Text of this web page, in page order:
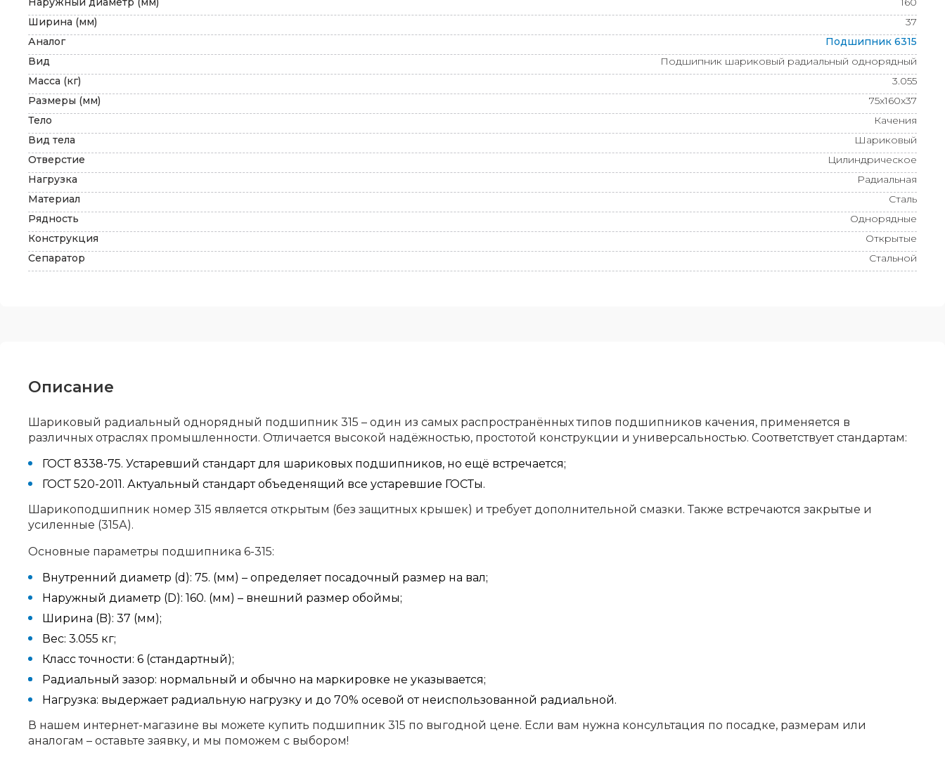
Ширина (мм)
37
Аналог
Подшипник 6315
Вид
Подшипник шариковый радиальный однорядный
Масса (кг)
3.055
Размеры (мм)
75x160x37
Тело
Качения
Вид тела
Шариковый
Отверстие
Цилиндрическое
Нагрузка
Радиальная
Материал
Сталь
Рядность
Однорядные
Конструкция
Открытые
Сепаратор
Стальной
Описание
Шариковый радиальный однорядный подшипник 315 – один из самых распространённых типов подшипников качения, применяется в
различных отраслях промышленности. Отличается высокой надёжностью, простотой конструкции и универсальностью. Соответствует стандартам:
ГОСТ 8338-75. Устаревший стандарт для шариковых подшипников, но ещё встречается;
ГОСТ 520-2011. Актуальный стандарт объеденящий все устаревшие ГОСТы.
Шарикоподшипник номер 315 является открытым (без защитных крышек) и требует дополнительной смазки. Также встречаются закрытые и
усиленные (315А).
Основные параметры подшипника 6-315:
Внутренний диаметр (d): 75. (мм) – определяет посадочный размер на вал;
Наружный диаметр (D): 160. (мм) – внешний размер обоймы;
Ширина (B): 37 (мм);
Вес: 3.055 кг;
Класс точности: 6 (стандартный);
Радиальный зазор: нормальный и обычно на маркировке не указывается;
Нагрузка: выдержает радиальную нагрузку и до 70% осевой от неиспользованной радиальной.
В нашем интернет-магазине вы можете купить подшипник 315 по выгодной цене. Если вам нужна консультация по посадке, размерам или
аналогам – оставьте заявку, и мы поможем с выбором!